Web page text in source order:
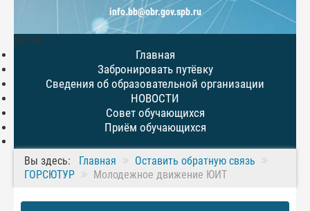
info.bb@obr.gov.spb.ru
МЕНЮ
Главная
Забронировать путёвку
Сведения об образовательной организации
НОВОСТИ
Совет обучающихся
Приём обучающихся
Вы здесь: Главная
Оставить обратную связь
ГОРСЮТУР
Молодежное движение ЮИТ